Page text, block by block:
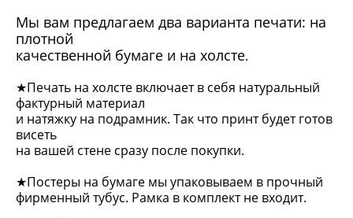
Мы вам предлагаем два варианта печати: на
плотной
качественной бумаге и на холсте.
★Печать на холсте включает в себя натуральный
фактурный материал
и натяжку на подрамник. Так что принт будет готов
висеть
на вашей стене сразу после покупки.
★Постеры на бумаге мы упаковываем в прочный
фирменный тубус. Рамка в комплект не входит.